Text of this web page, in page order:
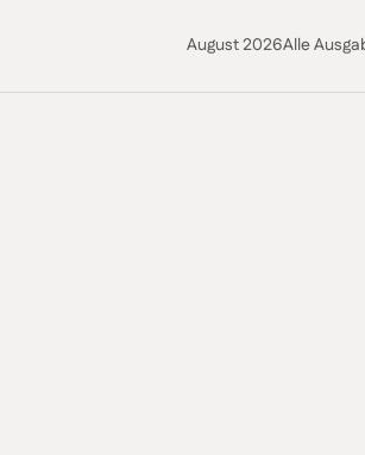
August 2026Alle